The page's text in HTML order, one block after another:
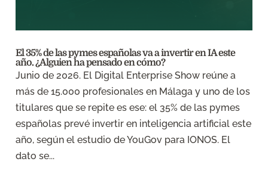
El 35% de las pymes españolas va a invertir en IA este
año. ¿Alguien ha pensado en cómo?
Junio de 2026. El Digital Enterprise Show reúne a
más de 15.000 profesionales en Málaga y uno de los
titulares que se repite es ese: el 35% de las pymes
españolas prevé invertir en inteligencia artificial este
año, según el estudio de YouGov para IONOS. El
dato se...